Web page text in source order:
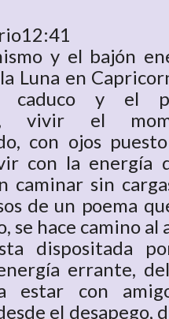
y el bajón
Luna en
caduco y el
vivir el
con ojos
con la
caminar sin
de un poema
se hace camino al
dispositada
errante,
estar con
el desapego,